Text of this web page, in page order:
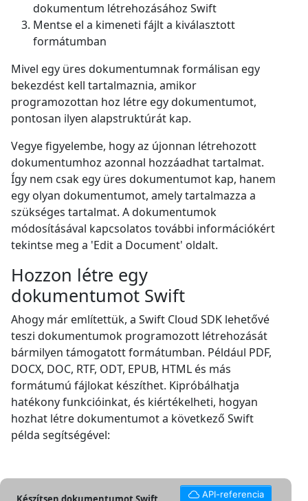
dokumentum létrehozásához Swift
Mentse el a kimeneti fájlt a kiválasztott
formátumban
Mivel egy üres dokumentumnak formálisan egy
bekezdést kell tartalmaznia, amikor
programozottan hoz létre egy dokumentumot,
pontosan ilyen alapstruktúrát kap.
Vegye figyelembe, hogy az újonnan létrehozott
dokumentumhoz azonnal hozzáadhat tartalmat.
Így nem csak egy üres dokumentumot kap, hanem
egy olyan dokumentumot, amely tartalmazza a
szükséges tartalmat. A dokumentumok
módosításával kapcsolatos további információkért
tekintse meg a 'Edit a Document' oldalt.
Hozzon létre egy
dokumentumot Swift
Ahogy már említettük, a Swift Cloud SDK lehetővé
teszi dokumentumok programozott létrehozását
bármilyen támogatott formátumban. Például PDF,
DOCX, DOC, RTF, ODT, EPUB, HTML és más
formátumú fájlokat készíthet. Kipróbálhatja
hatékony funkcióinkat, és kiértékelheti, hogyan
hozhat létre dokumentumot a következő Swift
példa segítségével:
API-referencia